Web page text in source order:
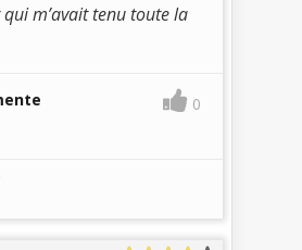
m’avait tenu toute la
0